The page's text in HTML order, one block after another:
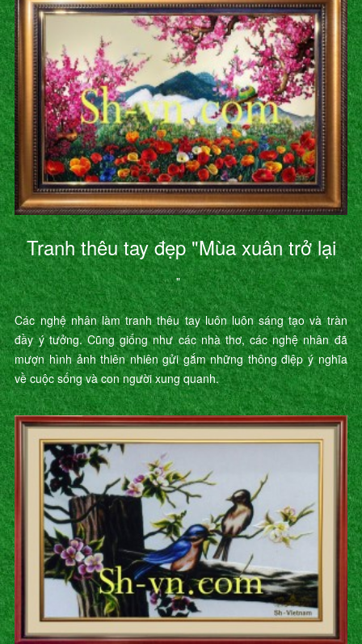
Tranh thêu tay đẹp "Mùa xuân trở lại
"
Các nghệ nhân làm tranh thêu tay luôn luôn sáng tạo và tràn
đầy ý tưởng. Cũng giống như các nhà thơ, các nghệ nhân đã
mượn hình ảnh thiên nhiên gửi gắm những thông điệp ý nghĩa
về cuộc sống và con người xung quanh.